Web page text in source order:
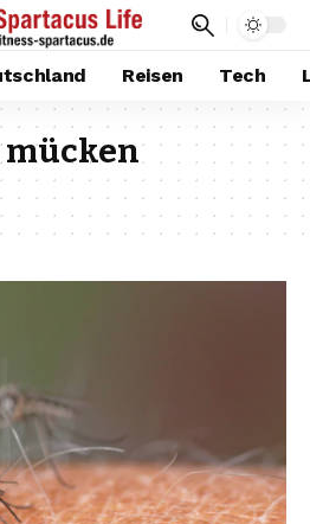
Reisen Tech
mücken